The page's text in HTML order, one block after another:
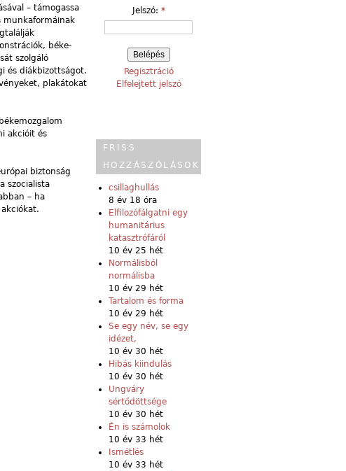
– támogassa
munkaformáinak
béke-
szolgáló
és diákbizottságot.
plakátokat
akcióit és
biztonság
szocialista
– ha
Jelszó: *
Regisztráció
Elfelejtett jelszó
FRISS
HOZZÁSZÓLÁSOK
csillaghullás
8 év 18 óra
Elfilozófálgatni egy
humanitárius
katasztrófáról
10 év 25 hét
Normálisból
normálisba
10 év 29 hét
Tartalom és forma
10 év 29 hét
Se egy név, se egy
idézet,
10 év 30 hét
Hibás kiindulás
10 év 30 hét
Ungváry
sértődöttsége
10 év 30 hét
Én is számolok
10 év 33 hét
Ismétlés
10 év 33 hét